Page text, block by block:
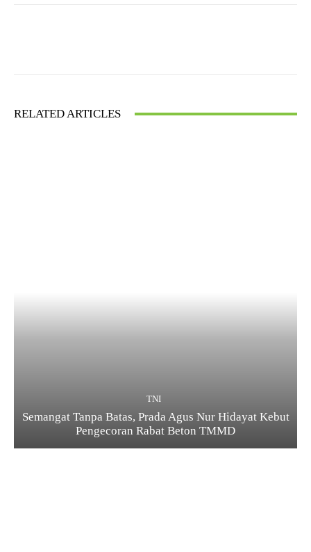
RELATED ARTICLES
TNI
Semangat Tanpa Batas, Prada Agus Nur Hidayat Kebut
Pengecoran Rabat Beton TMMD